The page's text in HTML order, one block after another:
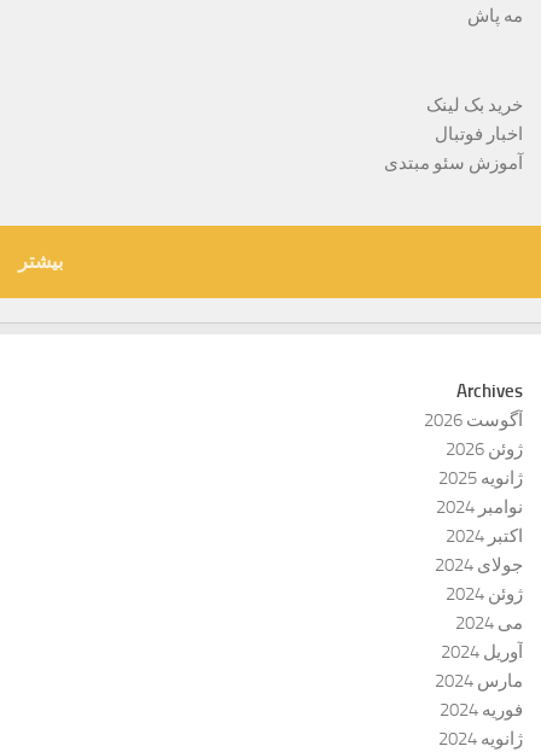
مه پاش
خرید بک لینک
اخبار فوتبال
آموزش سئو مبتدی
بیشتر
Archives
آگوست 2026
ژوئن 2026
ژانویه 2025
نوامبر 2024
اکتبر 2024
جولای 2024
ژوئن 2024
می 2024
آوریل 2024
مارس 2024
فوریه 2024
ژانویه 2024